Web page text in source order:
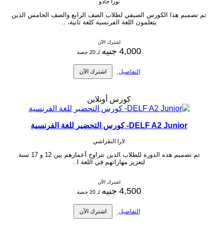
نورا جادو
تم تصميم هذا الكورس الصيفي لطلاب الصف الرابع والصف الخامس الذين
يتعلمون اللغة الفرنسية كلغة ثانية، ..
اشترك الآن
4,000 جنيه لـ 20 حصة
التفاصيل اشترك الآن
كورس أونلاين
DELF A2 Junior- كورس التحضير للغة الفرنسية
لارا النقراشي
تم تصميم هذه الدورة للطلاب الذين تتراوح أعمارهم بين 12 و 17 سنة
لتعزيز مهاراتهم في اللغة ا..
اشترك الآن
4,500 جنيه لـ 20 حصة
التفاصيل اشترك الآن